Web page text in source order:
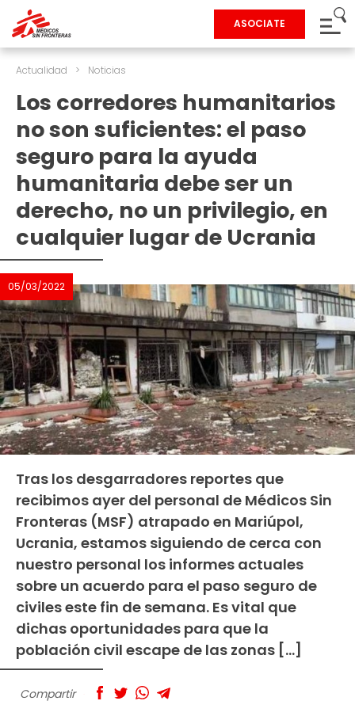
ASOCIATE
Actualidad > Noticias
Los corredores humanitarios
no son suficientes: el paso
seguro para la ayuda
humanitaria debe ser un
derecho, no un privilegio, en
cualquier lugar de Ucrania
05/03/2022
Tras los desgarradores reportes que
recibimos ayer del personal de Médicos Sin
Fronteras (MSF) atrapado en Mariúpol,
Ucrania, estamos siguiendo de cerca con
nuestro personal los informes actuales
sobre un acuerdo para el paso seguro de
civiles este fin de semana. Es vital que
dichas oportunidades para que la
población civil escape de las zonas […]
Compartir